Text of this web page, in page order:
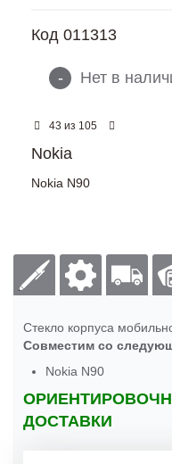
Код 011313
- Нет в
43 из 105
Nokia
Nokia N90
Стекло корпуса
Совместим со
Nokia N90
ДОСТАВКИ